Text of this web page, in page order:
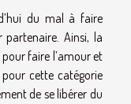
du mal à faire
Ainsi, la
faire l’amour et
cette catégorie
de se libérer du